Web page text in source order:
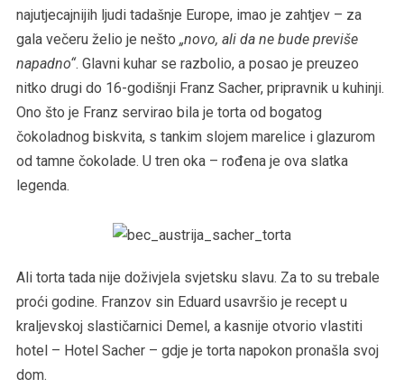
najutjecajnijih ljudi tadašnje Europe, imao je zahtjev – za
gala večeru želio je nešto „novo, ali da ne bude previše
napadno“. Glavni kuhar se razbolio, a posao je preuzeo
nitko drugi do 16-godišnji Franz Sacher, pripravnik u kuhinji.
Ono što je Franz servirao bila je torta od bogatog
čokoladnog biskvita, s tankim slojem marelice i glazurom
od tamne čokolade. U tren oka – rođena je ova slatka
legenda.
Ali torta tada nije doživjela svjetsku slavu. Za to su trebale
proći godine. Franzov sin Eduard usavršio je recept u
kraljevskoj slastičarnici Demel, a kasnije otvorio vlastiti
hotel – Hotel Sacher – gdje je torta napokon pronašla svoj
dom.